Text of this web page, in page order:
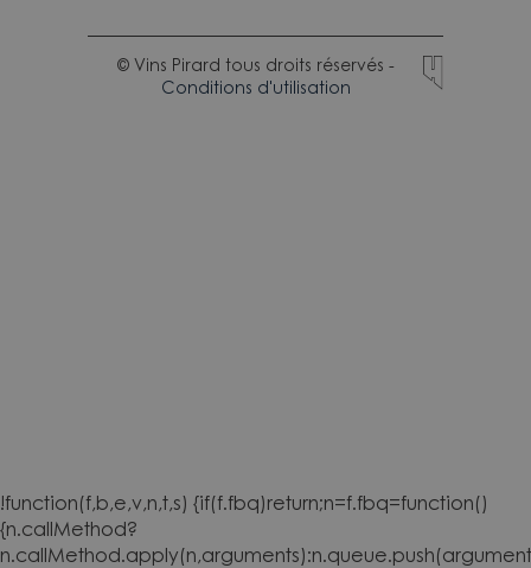
© Vins Pirard tous droits réservés -
Conditions d'utilisation
!function(f,b,e,v,n,t,s) {if(f.fbq)return;n=f.fbq=function()
{n.callMethod?